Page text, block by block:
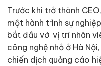
Trước khi trở thành
một hành trình sự
bắt đầu với vị trí nhân
công nghệ nhỏ ở Hà
chiến dịch quảng cáo